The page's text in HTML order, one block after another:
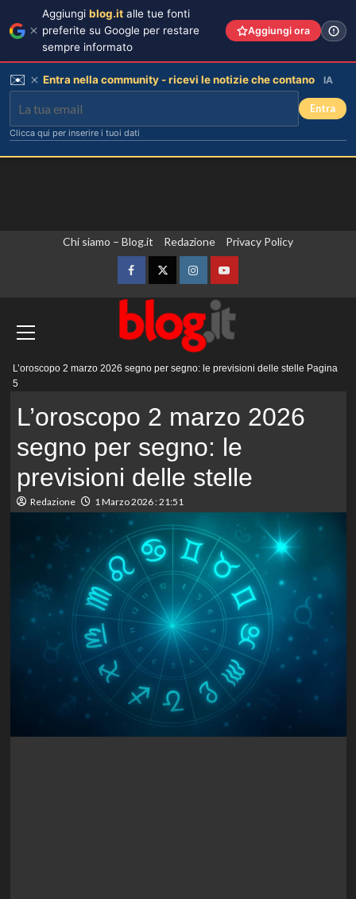
Chi siamo – Blog.it Redazione Privacy Policy
FacebookTwitterInstagramYouTube
L’oroscopo 2 marzo 2026 segno per segno: le previsioni delle stelle Pagina
5
L’oroscopo 2 marzo 2026
segno per segno: le
previsioni delle stelle
Redazione 1 Marzo 2026 : 21:51
Aggiungi blog.it alle tue fonti
preferite su Google per restare
sempre informato
Aggiungi ora
✉️ Entra nella community - ricevi le notizie che contano IA
Entra
Clicca qui per inserire i tuoi dati